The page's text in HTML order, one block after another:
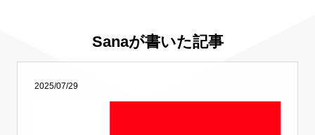
Sanaが書いた記事
2025/07/29